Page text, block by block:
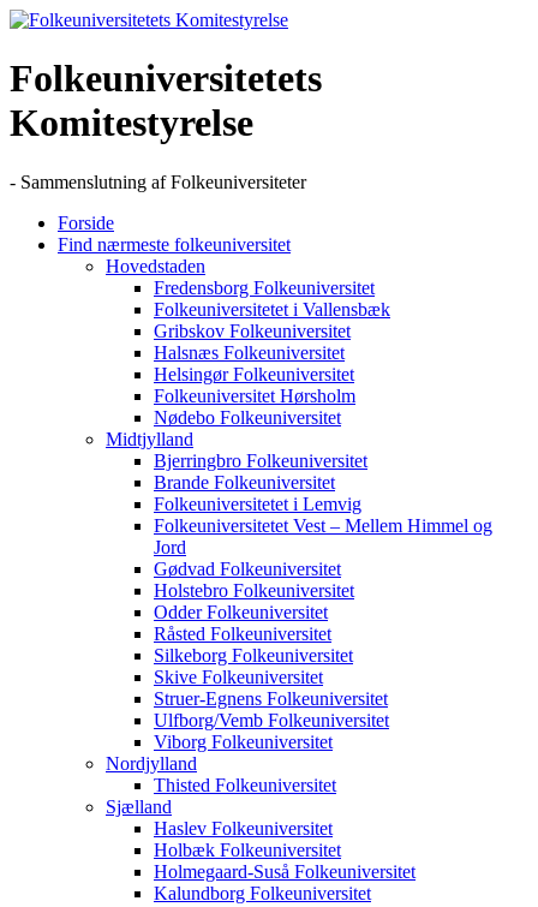
Skip
content
Folkeuniversitetets
Komitestyrelse
- Sammenslutning af Folkeuniversiteter
Forside
Find nærmeste folkeuniversitet
Hovedstaden
Fredensborg Folkeuniversitet
Folkeuniversitetet i Vallensbæk
Gribskov Folkeuniversitet
Halsnæs Folkeuniversitet
Helsingør Folkeuniversitet
Folkeuniversitet Hørsholm
Nødebo Folkeuniversitet
Midtjylland
Bjerringbro Folkeuniversitet
Brande Folkeuniversitet
Folkeuniversitetet i Lemvig
Folkeuniversitetet Vest – Mellem Himmel og
Jord
Gødvad Folkeuniversitet
Holstebro Folkeuniversitet
Odder Folkeuniversitet
Råsted Folkeuniversitet
Silkeborg Folkeuniversitet
Skive Folkeuniversitet
Struer-Egnens Folkeuniversitet
Ulfborg/Vemb Folkeuniversitet
Viborg Folkeuniversitet
Nordjylland
Thisted Folkeuniversitet
Sjælland
Haslev Folkeuniversitet
Holbæk Folkeuniversitet
Holmegaard-Suså Folkeuniversitet
Kalundborg Folkeuniversitet